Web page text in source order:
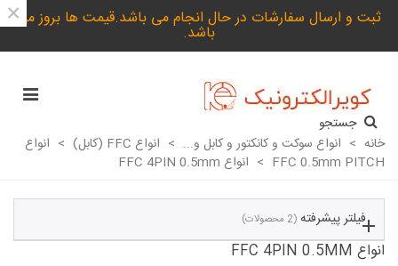
ثبت و ارسال سفارشات در حال انجام می باشد.قیمت ها بروز می
باشد.
×
جستجو
خانه > انواع سوکت و کانکتور و کابل و... > انواع FFC (کابل) > انواع
FFC 0.5mm PITCH
> انواع FFC 4PIN 0.5mm
فیلتر پیشرفته (2 محصولات)
انواع FFC 4PIN 0.5MM